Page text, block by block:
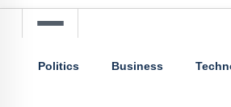
Politics Business